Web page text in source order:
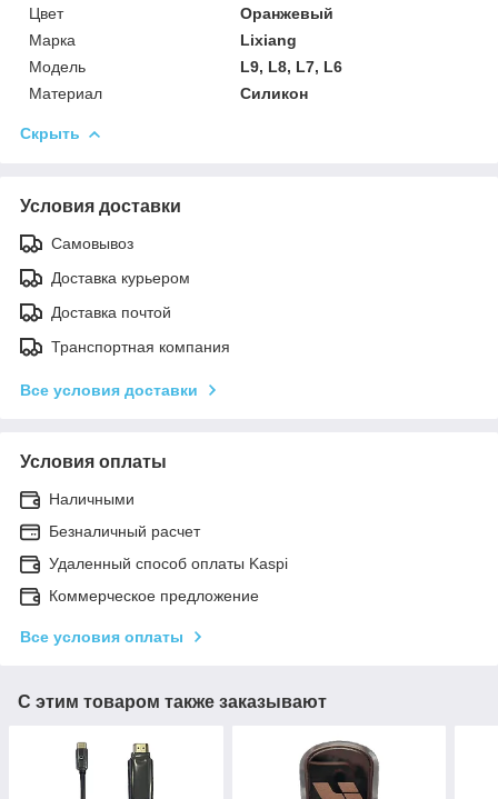
Цвет
Оранжевый
Марка
Lixiang
Модель
L9, L8, L7, L6
Материал
Силикон
Скрыть
Условия доставки
Самовывоз
Доставка курьером
Доставка почтой
Транспортная компания
Все условия доставки
Условия оплаты
Наличными
Безналичный расчет
Удаленный способ оплаты Kaspi
Коммерческое предложение
Все условия оплаты
С этим товаром также заказывают